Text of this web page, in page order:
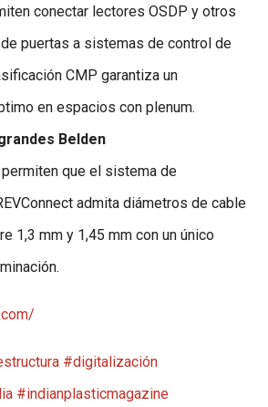
conectar lectores OSDP y otros
puertas a sistemas de control de
CMP garantiza un
en espacios con plenum.
Belden
permiten que el sistema de
admita diámetros de cable
1,3 mm y 1,45 mm con un único
#digitalización
#indianplasticmagazine